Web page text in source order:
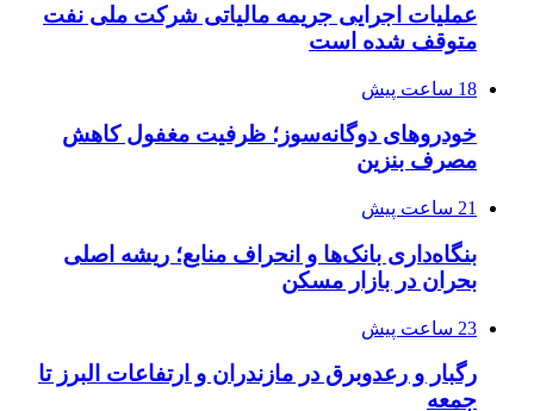
عملیات اجرایی جریمه مالیاتی شرکت ملی نفت
متوقف شده است
18 ساعت پیش
خودروهای دوگانه‌سوز؛ ظرفیت مغفول کاهش
مصرف بنزین
21 ساعت پیش
بنگاه‌داری بانک‌ها و انحراف منابع؛ ریشه اصلی
بحران در بازار مسکن
23 ساعت پیش
رگبار و رعدوبرق در مازندران و ارتفاعات البرز تا
جمعه